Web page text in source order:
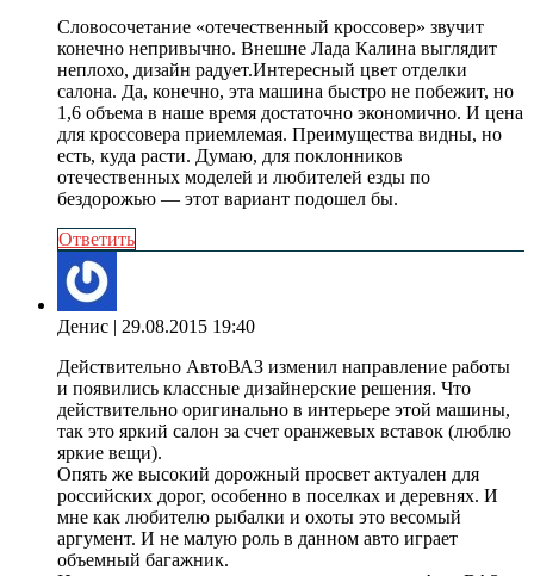
Словосочетание «отечественный кроссовер» звучит
конечно непривычно. Внешне Лада Калина выглядит
неплохо, дизайн радует.Интересный цвет отделки
салона. Да, конечно, эта машина быстро не побежит, но
1,6 объема в наше время достаточно экономично. И цена
для кроссовера приемлемая. Преимущества видны, но
есть, куда расти. Думаю, для поклонников
отечественных моделей и любителей езды по
бездорожью — этот вариант подошел бы.
Ответить
Денис | 29.08.2015 19:40
Действительно АвтоВАЗ изменил направление работы
и появились классные дизайнерские решения. Что
действительно оригинально в интерьере этой машины,
так это яркий салон за счет оранжевых вставок (люблю
яркие вещи).
Опять же высокий дорожный просвет актуален для
российских дорог, особенно в поселках и деревнях. И
мне как любителю рыбалки и охоты это весомый
аргумент. И не малую роль в данном авто играет
объемный багажник.